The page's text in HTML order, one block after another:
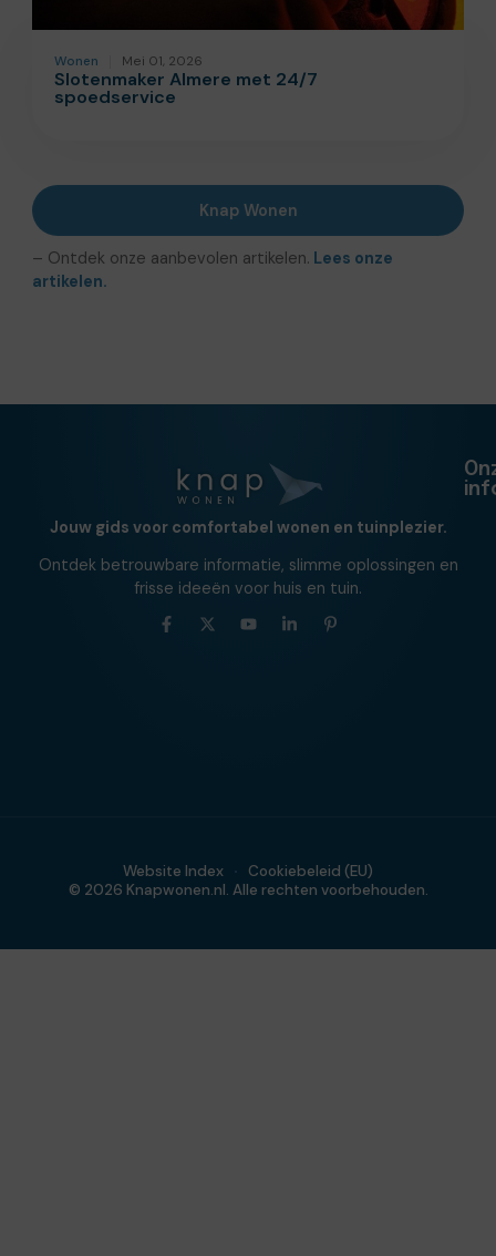
Wonen Mei 01, 2026
Slotenmaker Almere met 24/7
spoedservice
Knap Wonen
– Ontdek onze aanbevolen artikelen. Lees onze
artikelen.
Jouw gids voor comfortabel wonen en tuinplezier.
Ontdek betrouwbare informatie, slimme oplossingen en
frisse ideeën voor huis en tuin.
© 2026 Knapwonen.nl. Alle rechten voorbehouden.
Website Index Cookiebeleid (EU)